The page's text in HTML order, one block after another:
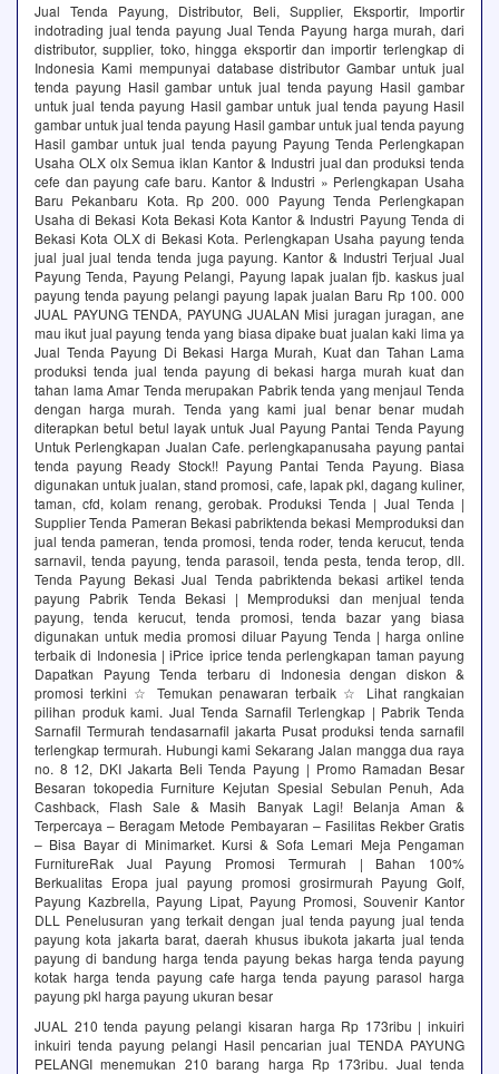
Jual Tenda Payung, Distributor, Beli, Supplier, Eksportir, Importir
indotrading jual tenda payung Jual Tenda Payung harga murah, dari
distributor, supplier, toko, hingga eksportir dan importir terlengkap di
Indonesia Kami mempunyai database distributor Gambar untuk jual
tenda payung Hasil gambar untuk jual tenda payung Hasil gambar
untuk jual tenda payung Hasil gambar untuk jual tenda payung Hasil
gambar untuk jual tenda payung Hasil gambar untuk jual tenda payung
Hasil gambar untuk jual tenda payung Payung Tenda Perlengkapan
Usaha OLX olx Semua iklan Kantor & Industri jual dan produksi tenda
cefe dan payung cafe baru. Kantor & Industri » Perlengkapan Usaha
Baru Pekanbaru Kota. Rp 200. 000 Payung Tenda Perlengkapan
Usaha di Bekasi Kota Bekasi Kota Kantor & Industri Payung Tenda di
Bekasi Kota OLX di Bekasi Kota. Perlengkapan Usaha payung tenda
jual jual jual tenda tenda juga payung. Kantor & Industri Terjual Jual
Payung Tenda, Payung Pelangi, Payung lapak jualan fjb. kaskus jual
payung tenda payung pelangi payung lapak jualan Baru Rp 100. 000
JUAL PAYUNG TENDA, PAYUNG JUALAN Misi juragan juragan, ane
mau ikut jual payung tenda yang biasa dipake buat jualan kaki lima ya
Jual Tenda Payung Di Bekasi Harga Murah, Kuat dan Tahan Lama
produksi tenda jual tenda payung di bekasi harga murah kuat dan
tahan lama Amar Tenda merupakan Pabrik tenda yang menjaul Tenda
dengan harga murah. Tenda yang kami jual benar benar mudah
diterapkan betul betul layak untuk Jual Payung Pantai Tenda Payung
Untuk Perlengkapan Jualan Cafe. perlengkapanusaha payung pantai
tenda payung Ready Stock!! Payung Pantai Tenda Payung. Biasa
digunakan untuk jualan, stand promosi, cafe, lapak pkl, dagang kuliner,
taman, cfd, kolam renang, gerobak. Produksi Tenda | Jual Tenda |
Supplier Tenda Pameran Bekasi pabriktenda bekasi Memproduksi dan
jual tenda pameran, tenda promosi, tenda roder, tenda kerucut, tenda
sarnavil, tenda payung, tenda parasoil, tenda pesta, tenda terop, dll.
Tenda Payung Bekasi Jual Tenda pabriktenda bekasi artikel tenda
payung Pabrik Tenda Bekasi | Memproduksi dan menjual tenda
payung, tenda kerucut, tenda promosi, tenda bazar yang biasa
digunakan untuk media promosi diluar Payung Tenda | harga online
terbaik di Indonesia | iPrice iprice tenda perlengkapan taman payung
Dapatkan Payung Tenda terbaru di Indonesia dengan diskon &
promosi terkini ☆ Temukan penawaran terbaik ☆ Lihat rangkaian
pilihan produk kami. Jual Tenda Sarnafil Terlengkap | Pabrik Tenda
Sarnafil Termurah‎ tendasarnafil jakarta Pusat produksi tenda sarnafil
terlengkap termurah. Hubungi kami Sekarang Jalan mangga dua raya
no. 8 12, DKI Jakarta Beli Tenda Payung | Promo Ramadan Besar
Besaran‎ tokopedia Furniture‎ Kejutan Spesial Sebulan Penuh, Ada
Cashback, Flash Sale & Masih Banyak Lagi! Belanja Aman &
Terpercaya – Beragam Metode Pembayaran – Fasilitas Rekber Gratis
– Bisa Bayar di Minimarket. Kursi & Sofa Lemari Meja Pengaman
FurnitureRak Jual Payung Promosi Termurah | Bahan 100%
Berkualitas Eropa‎ jual payung promosi grosirmurah‎ Payung Golf,
Payung Kazbrella, Payung Lipat, Payung Promosi, Souvenir Kantor
DLL Penelusuran yang terkait dengan jual tenda payung jual tenda
payung kota jakarta barat, daerah khusus ibukota jakarta jual tenda
payung di bandung harga tenda payung bekas harga tenda payung
kotak harga tenda payung cafe harga tenda payung parasol harga
payung pkl harga payung ukuran besar
JUAL 210 tenda payung pelangi kisaran harga Rp 173ribu | inkuiri
inkuiri tenda payung pelangi Hasil pencarian jual TENDA PAYUNG
PELANGI menemukan 210 barang harga Rp 173ribu. Jual tenda